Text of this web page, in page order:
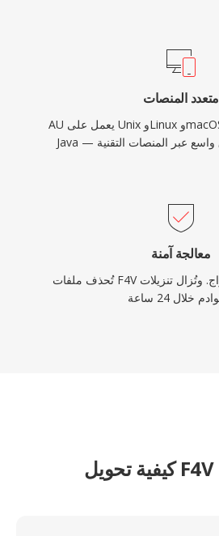
متعدد المنصات
AU يعمل على Unix وLinux وmacOS ومن خلال تطبيقات
معالجة آمنة
تُحذف ملفات F4V بعد الاستخراج. وتُزال تنزيلات AU من